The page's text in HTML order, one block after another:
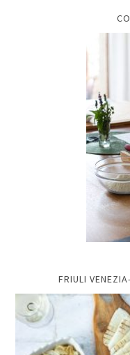
FRIULI